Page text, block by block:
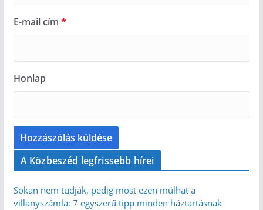
E-mail cím *
Honlap
A Közbeszéd legfrissebb hírei
Sokan nem tudják, pedig most ezen múlhat a
villanyszámla: 7 egyszerű tipp minden háztartásnak